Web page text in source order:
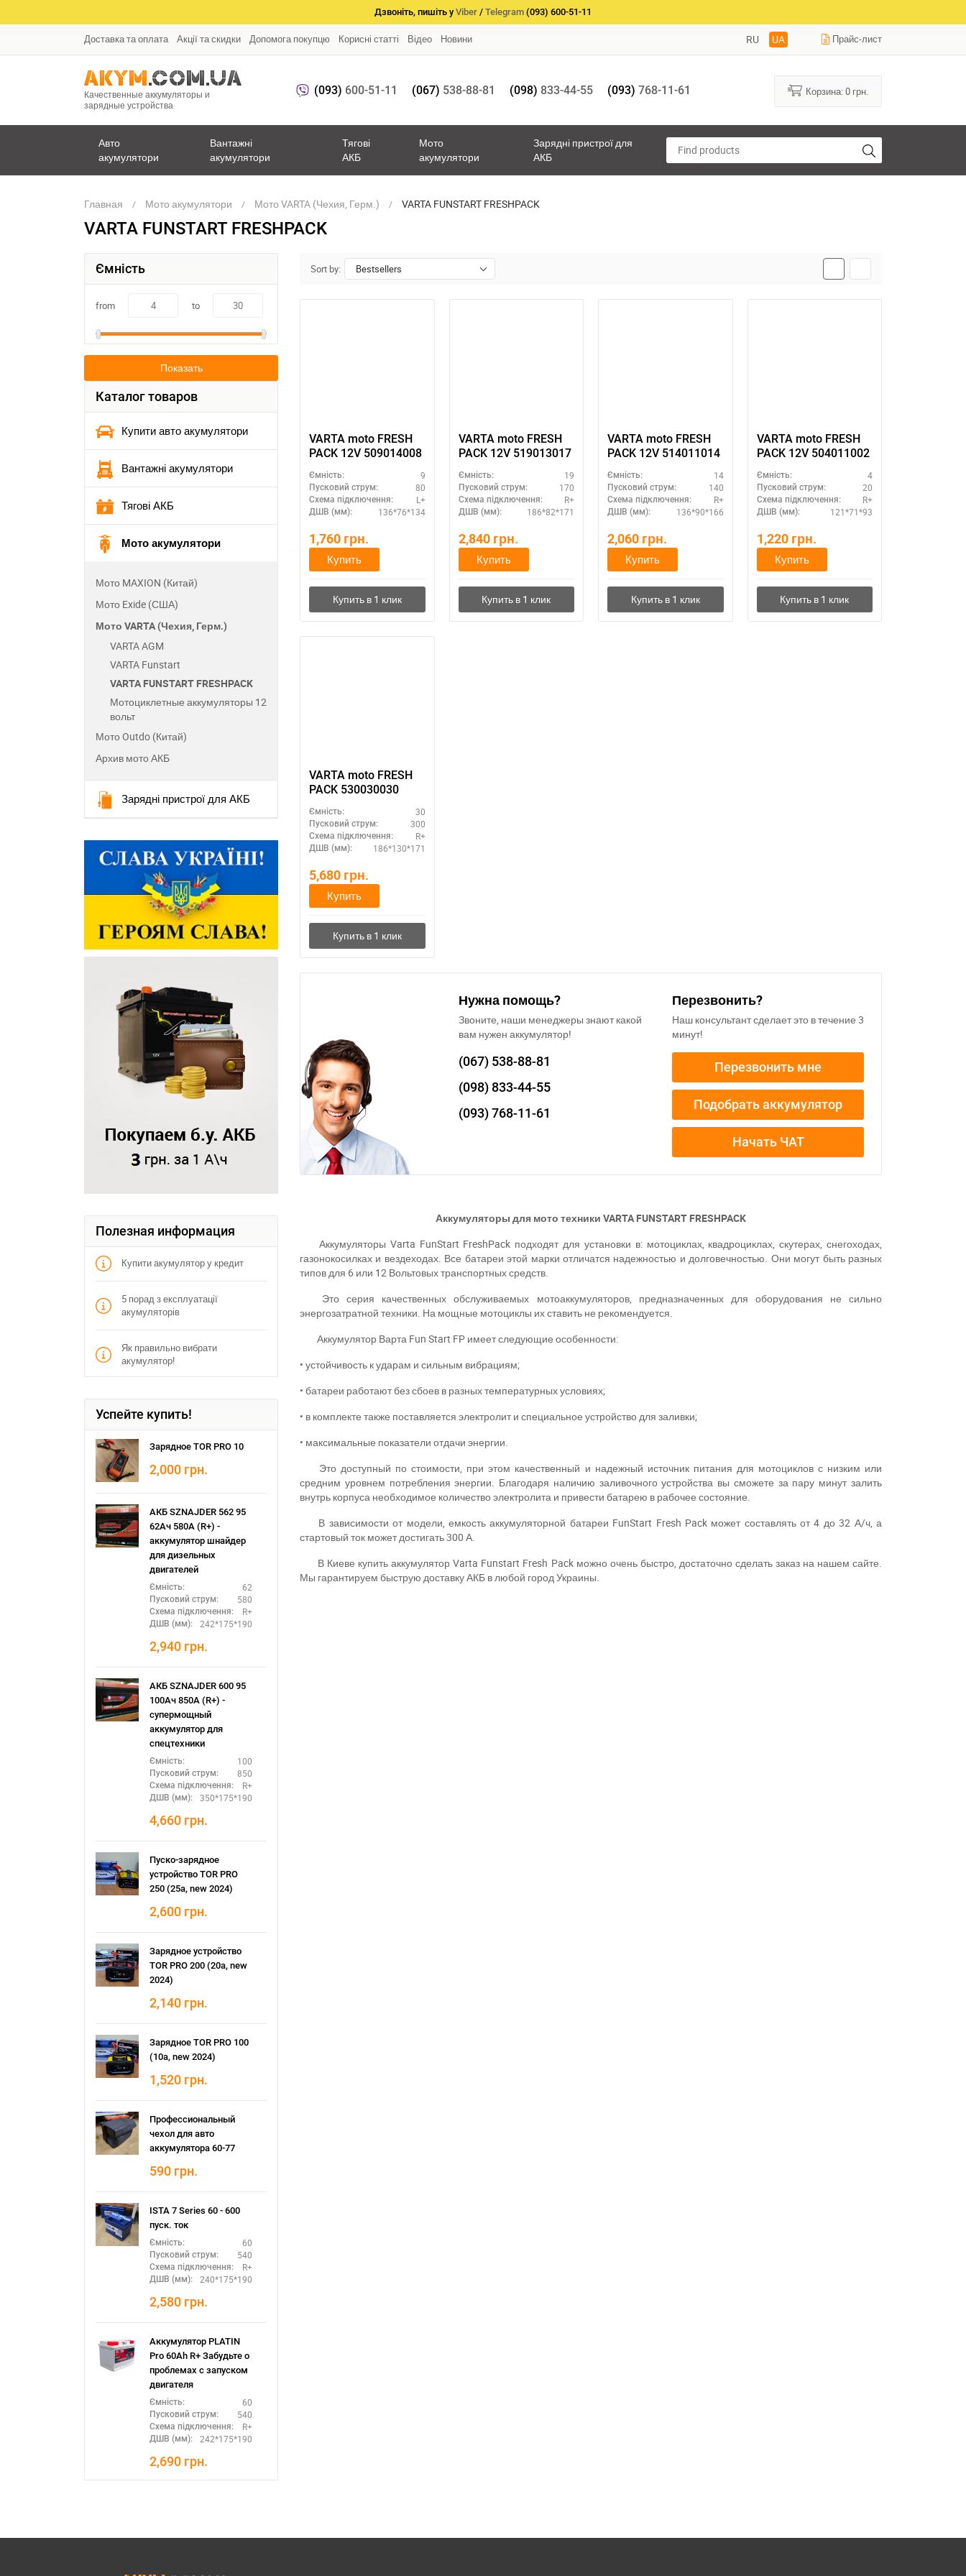
Дзвоніть, пишіть у Viber / Telegram (093) 600-51-11
Доставка та оплата Акції та скидки Допомога покупцю Корисні статті Відео Новини RU UA Прайс-лист
Качественные аккумуляторы и
зарядные устройства
(093) 600-51-11 (067) 538-88-81 (098) 833-44-55 (093) 768-11-61 Корзина:0 грн.
Авто
акумулятори
Вантажні
акумулятори
Тягові
АКБ
Мото
акумулятори
Зарядні пристрої для
АКБ
Главная Мото акумулятори Мото VARTA (Чехия, Герм.) VARTA FUNSTART FRESHPACK
VARTA FUNSTART FRESHPACK
Ємність
from to
Показать
Каталог товаров
Купити авто акумулятори
Вантажні акумулятори
Тягові АКБ
Мото акумулятори
Мото MAXION (Китай)
Мото Exide (США)
Мото VARTA (Чехия, Герм.)
VARTA AGM
VARTA Funstart
VARTA FUNSTART FRESHPACK
Мотоциклетные аккумуляторы 12
вольт
Мото Outdo (Китай)
Архив мото АКБ
Зарядні пристрої для АКБ
Полезная информация
Купити акумулятор у кредит
5 порад з експлуатації
акумуляторів
Як правильно вибрати
акумулятор!
Успейте купить!
Зарядное TOR PRO 10
2,000 грн.
АКБ SZNAJDER 562 95
62Ач 580А (R+) -
аккумулятор шнайдер
для дизельных
двигателей
Ємність: 62
Пусковий струм: 580
Схема підключення: R+
ДШВ (мм): 242*175*190
2,940 грн.
АКБ SZNAJDER 600 95
100Ач 850А (R+) -
супермощный
аккумулятор для
спецтехники
Ємність: 100
Пусковий струм: 850
Схема підключення: R+
ДШВ (мм): 350*175*190
4,660 грн.
Пуско-зарядное
устройство TOR PRO
250 (25а, new 2024)
2,600 грн.
Зарядное устройство
TOR PRO 200 (20а, new
2024)
2,140 грн.
Зарядное TOR PRO 100
(10а, new 2024)
1,520 грн.
Профессиональный
чехол для авто
аккумулятора 60-77
590 грн.
ISTA 7 Series 60 - 600
пуск. ток
Ємність: 60
Пусковий струм: 540
Схема підключення: R+
ДШВ (мм): 240*175*190
2,580 грн.
Аккумулятор PLATIN
Pro 60Ah R+ Забудьте о
проблемах с запуском
двигателя
Ємність: 60
Пусковий струм: 540
Схема підключення: R+
ДШВ (мм): 242*175*190
2,690 грн.
Sort by: Bestsellers
VARTA moto FRESH
PACK 12V 509014008
Ємність: 9
Пусковий струм: 80
Схема підключення: L+
ДШВ (мм): 136*76*134
1,760 грн.
Купить
VARTA moto FRESH
PACK 12V 519013017
Ємність: 19
Пусковий струм: 170
Схема підключення: R+
ДШВ (мм): 186*82*171
2,840 грн.
Купить
VARTA moto FRESH
PACK 12V 514011014
Ємність: 14
Пусковий струм: 140
Схема підключення: R+
ДШВ (мм): 136*90*166
2,060 грн.
Купить
VARTA moto FRESH
PACK 12V 504011002
Ємність: 4
Пусковий струм: 20
Схема підключення: R+
ДШВ (мм): 121*71*93
1,220 грн.
Купить
VARTA moto FRESH
PACK 530030030
Ємність: 30
Пусковий струм: 300
Схема підключення: R+
ДШВ (мм): 186*130*171
5,680 грн.
Купить
Нужна помощь?
Звоните, наши менеджеры знают какой
вам нужен аккумулятор!
(067) 538-88-81
(098) 833-44-55
(093)768-11-61
Перезвонить?
Наш консультант сделает это в течение 3
минут!
Перезвонить мне
Подобрать аккумулятор
Начать ЧАТ
Аккумуляторы для мото техники VARTA FUNSTART FRESHPACK
Аккумуляторы Varta FunStart FreshPack подходят для установки в: мотоциклах, квадроциклах, скутерах, снегоходах,
газонокосилках и вездеходах. Все батареи этой марки отличатся надежностью и долговечностью. Они могут быть разных
типов для 6 или 12 Вольтовых транспортных средств.
Это серия качественных обслуживаемых мотоаккумуляторов, предназначенных для оборудования не сильно
энергозатратной техники. На мощные мотоциклы их ставить не рекомендуется.
Аккумулятор Варта Fun Start FP имеет следующие особенности:
• устойчивость к ударам и сильным вибрациям;
• батареи работают без сбоев в разных температурных условиях;
• в комплекте также поставляется электролит и специальное устройство для заливки;
• максимальные показатели отдачи энергии.
Это доступный по стоимости, при этом качественный и надежный источник питания для мотоциклов с низким или
средним уровнем потребления энергии. Благодаря наличию заливочного устройства вы сможете за пару минут залить
внутрь корпуса необходимое количество электролита и привести батарею в рабочее состояние.
В зависимости от модели, емкость аккумуляторной батареи FunStart Fresh Pack может составлять от 4 до 32 А/ч, а
стартовый ток может достигать 300 А.
В Киеве купить аккумуляторVarta Funstart Fresh Packможно очень быстро, достаточно сделать заказ на нашем сайте.
Мы гарантируем быструю доставку АКБ в любой город Украины.
За відсутності звязку - дзвоніть, пишіть у Viber / Telegram (093) 600-51-11
Написати в Viber Написати в Telegram